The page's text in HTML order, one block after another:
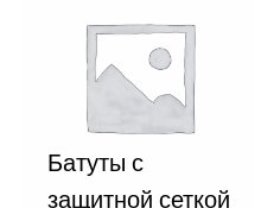
Батуты с
защитной сеткой